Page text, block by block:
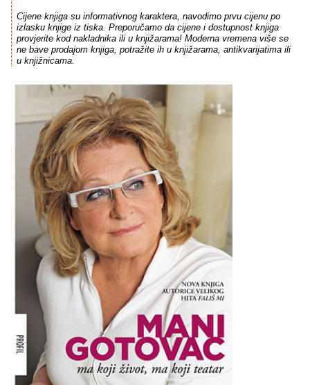
Cijene knjiga su informativnog karaktera, navodimo prvu cijenu po
izlasku knjige iz tiska. Preporučamo da cijene i dostupnost knjiga
provjerite kod nakladnika ili u knjižarama! Moderna vremena više se
ne bave prodajom knjiga, potražite ih u knjižarama, antikvarijatima ili
u knjižnicama.